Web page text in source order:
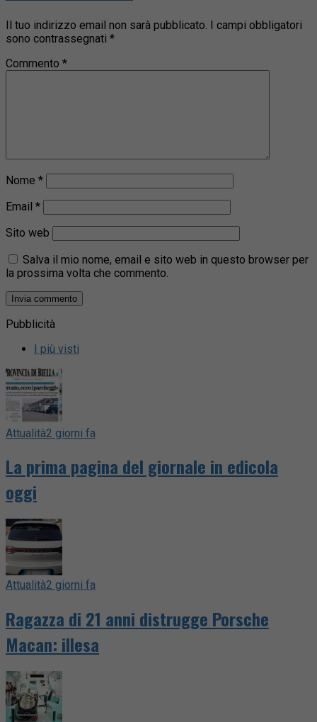
Il tuo indirizzo email non sarà pubblicato. I campi obbligatori
sono contrassegnati *
Commento *
Nome *
Email *
Sito web
Salva il mio nome, email e sito web in questo browser per
la prossima volta che commento.
Pubblicità
I più visti
Attualità2 giorni fa
La prima pagina del giornale in edicola
oggi
Attualità2 giorni fa
Ragazza di 21 anni distrugge Porsche
Macan: illesa